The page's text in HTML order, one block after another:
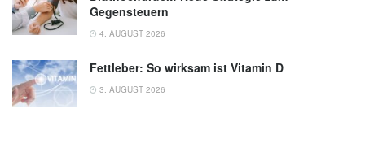
Gegensteuern
4. AUGUST 2026
Fettleber: So wirksam ist Vitamin D
3. AUGUST 2026